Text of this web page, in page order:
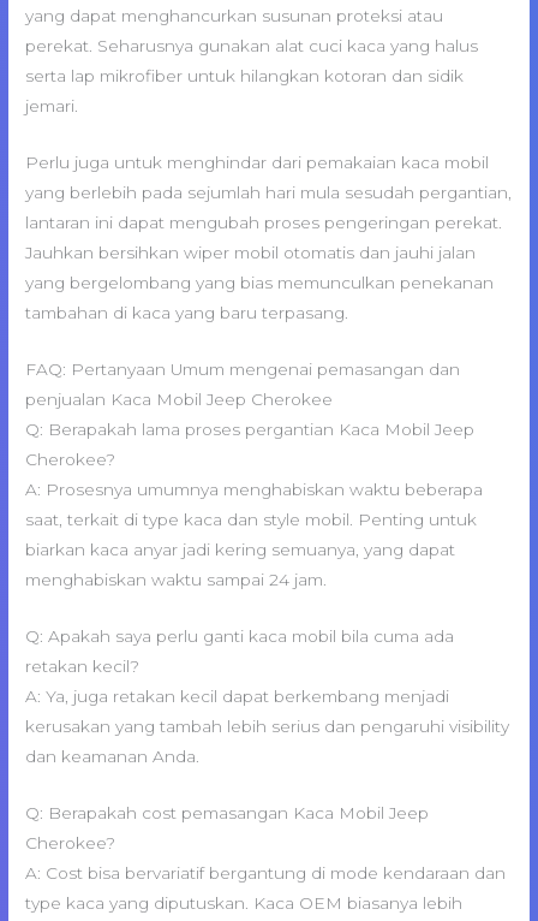
yang dapat menghancurkan susunan proteksi atau
perekat. Seharusnya gunakan alat cuci kaca yang halus
serta lap mikrofiber untuk hilangkan kotoran dan sidik
jemari.
Perlu juga untuk menghindar dari pemakaian kaca mobil
yang berlebih pada sejumlah hari mula sesudah pergantian,
lantaran ini dapat mengubah proses pengeringan perekat.
Jauhkan bersihkan wiper mobil otomatis dan jauhi jalan
yang bergelombang yang bias memunculkan penekanan
tambahan di kaca yang baru terpasang.
FAQ: Pertanyaan Umum mengenai pemasangan dan
penjualan Kaca Mobil Jeep Cherokee
Q: Berapakah lama proses pergantian Kaca Mobil Jeep
Cherokee?
A: Prosesnya umumnya menghabiskan waktu beberapa
saat, terkait di type kaca dan style mobil. Penting untuk
biarkan kaca anyar jadi kering semuanya, yang dapat
menghabiskan waktu sampai 24 jam.
Q: Apakah saya perlu ganti kaca mobil bila cuma ada
retakan kecil?
A: Ya, juga retakan kecil dapat berkembang menjadi
kerusakan yang tambah lebih serius dan pengaruhi visibility
dan keamanan Anda.
Q: Berapakah cost pemasangan Kaca Mobil Jeep
Cherokee?
A: Cost bisa bervariatif bergantung di mode kendaraan dan
type kaca yang diputuskan. Kaca OEM biasanya lebih